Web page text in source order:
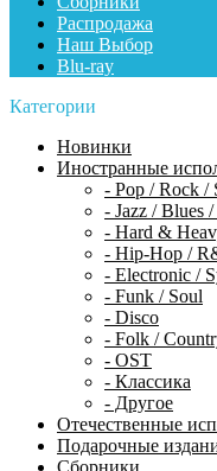
Распродажа
Наш Выбор
Blu-ray
Категории
Новинки
Иностранные
- Pop / Rock /
- Jazz / Blues
- Hard &
- Hip-Hop /
- Electronic /
- Funk / Soul
- Disco
- Folk /
- OST
- Классика
- Другое
Отечественные
Подарочные
Сборники